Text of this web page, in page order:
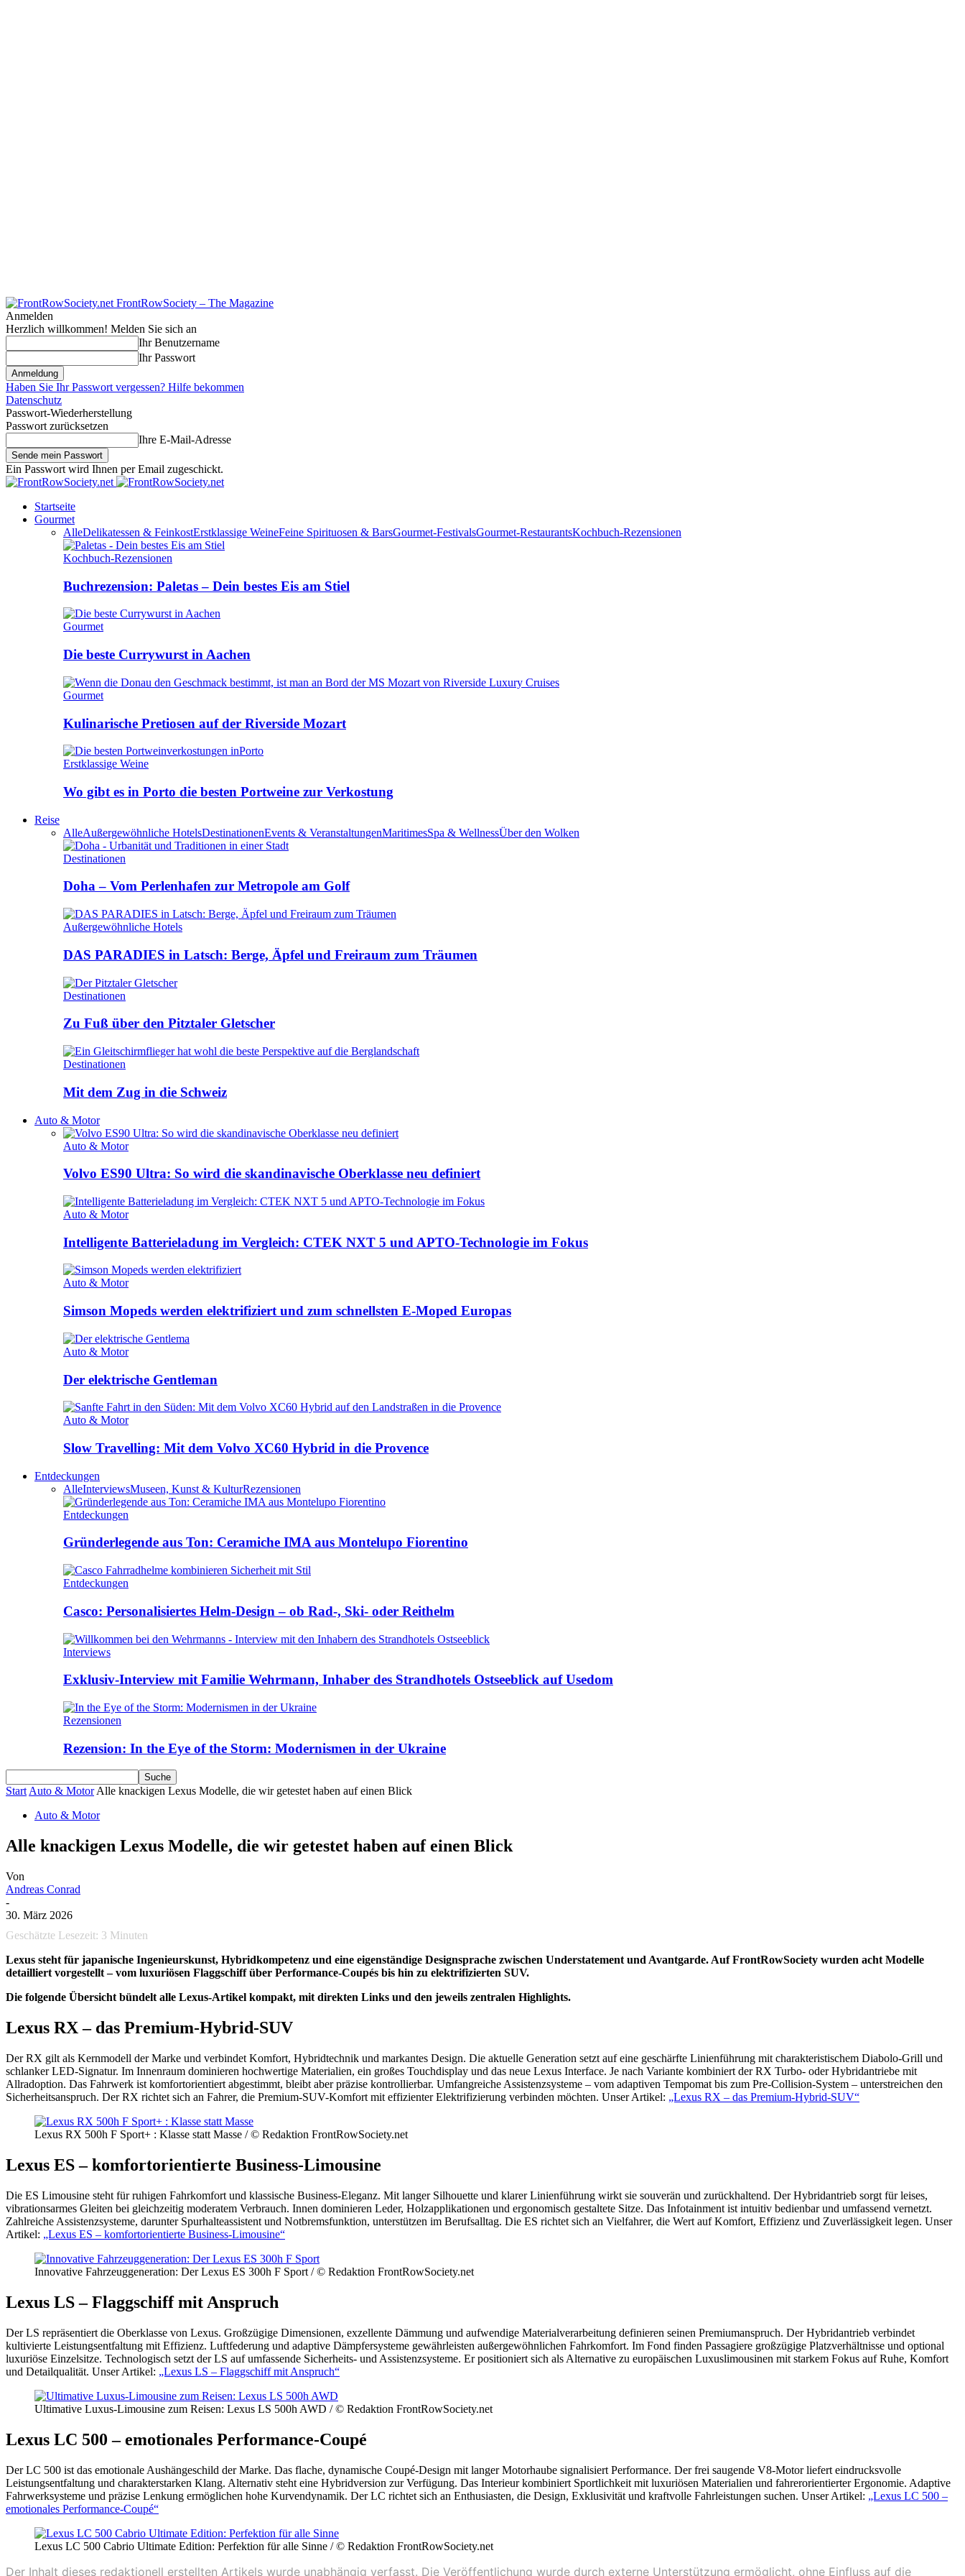
FrontRowSociety – The Magazine
Anmelden
Herzlich willkommen! Melden Sie sich an
Ihr Benutzername
Ihr Passwort
Haben Sie Ihr Passwort vergessen? Hilfe bekommen
Datenschutz
Passwort-Wiederherstellung
Passwort zurücksetzen
Ihre E-Mail-Adresse
Ein Passwort wird Ihnen per Email zugeschickt.
Startseite
Gourmet
AlleDelikatessen & FeinkostErstklassige WeineFeine Spirituosen & BarsGourmet-FestivalsGourmet-RestaurantsKochbuch-Rezensionen
Kochbuch-Rezensionen
Buchrezension: Paletas – Dein bestes Eis am Stiel
Gourmet
Die beste Currywurst in Aachen
Gourmet
Kulinarische Pretiosen auf der Riverside Mozart
Erstklassige Weine
Wo gibt es in Porto die besten Portweine zur Verkostung
Reise
AlleAußergewöhnliche HotelsDestinationenEvents & VeranstaltungenMaritimesSpa & WellnessÜber den Wolken
Destinationen
Doha – Vom Perlenhafen zur Metropole am Golf
Außergewöhnliche Hotels
DAS PARADIES in Latsch: Berge, Äpfel und Freiraum zum Träumen
Destinationen
Zu Fuß über den Pitztaler Gletscher
Destinationen
Mit dem Zug in die Schweiz
Auto & Motor
Auto & Motor
Volvo ES90 Ultra: So wird die skandinavische Oberklasse neu definiert
Auto & Motor
Intelligente Batterieladung im Vergleich: CTEK NXT 5 und APTO-Technologie im Fokus
Auto & Motor
Simson Mopeds werden elektrifiziert und zum schnellsten E-Moped Europas
Auto & Motor
Der elektrische Gentleman
Auto & Motor
Slow Travelling: Mit dem Volvo XC60 Hybrid in die Provence
Entdeckungen
AlleInterviewsMuseen, Kunst & KulturRezensionen
Entdeckungen
Gründerlegende aus Ton: Ceramiche IMA aus Montelupo Fiorentino
Entdeckungen
Casco: Personalisiertes Helm-Design – ob Rad-, Ski- oder Reithelm
Interviews
Exklusiv-Interview mit Familie Wehrmann, Inhaber des Strandhotels Ostseeblick auf Usedom
Rezensionen
Rezension: In the Eye of the Storm: Modernismen in der Ukraine
StartAuto & MotorAlle knackigen Lexus Modelle, die wir getestet haben auf einen Blick
Auto & Motor
Alle knackigen Lexus Modelle, die wir getestet haben auf einen Blick
Von
Andreas Conrad
-
30. März 2026
Geschätzte Lesezeit: 3 Minuten
Lexus steht für japanische Ingenieurskunst, Hybridkompetenz und eine eigenständige Designsprache zwischen Understatement und Avantgarde. Auf FrontRowSociety wurden acht Modelle
detailliert vorgestellt – vom luxuriösen Flaggschiff über Performance-Coupés bis hin zu elektrifizierten SUV.
Die folgende Übersicht bündelt alle Lexus-Artikel kompakt, mit direkten Links und den jeweils zentralen Highlights.
Lexus RX – das Premium-Hybrid-SUV
Der RX gilt als Kernmodell der Marke und verbindet Komfort, Hybridtechnik und markantes Design. Die aktuelle Generation setzt auf eine geschärfte Linienführung mit charakteristischem Diabolo-Grill und
schlanker LED-Signatur. Im Innenraum dominieren hochwertige Materialien, ein großes Touchdisplay und das neue Lexus Interface. Je nach Variante kombiniert der RX Turbo- oder Hybridantriebe mit
Allradoption. Das Fahrwerk ist komfortorientiert abgestimmt, bleibt aber präzise kontrollierbar. Umfangreiche Assistenzsysteme – vom adaptiven Tempomat bis zum Pre-Collision-System – unterstreichen den
Sicherheitsanspruch. Der RX richtet sich an Fahrer, die Premium-SUV-Komfort mit effizienter Elektrifizierung verbinden möchten. Unser Artikel: „Lexus RX – das Premium-Hybrid-SUV“
Lexus RX 500h F Sport+ : Klasse statt Masse / © Redaktion FrontRowSociety.net
Lexus ES – komfortorientierte Business-Limousine
Die ES Limousine steht für ruhigen Fahrkomfort und klassische Business-Eleganz. Mit langer Silhouette und klarer Linienführung wirkt sie souverän und zurückhaltend. Der Hybridantrieb sorgt für leises,
vibrationsarmes Gleiten bei gleichzeitig moderatem Verbrauch. Innen dominieren Leder, Holzapplikationen und ergonomisch gestaltete Sitze. Das Infotainment ist intuitiv bedienbar und umfassend vernetzt.
Zahlreiche Assistenzsysteme, darunter Spurhalteassistent und Notbremsfunktion, unterstützen im Berufsalltag. Die ES richtet sich an Vielfahrer, die Wert auf Komfort, Effizienz und Zuverlässigkeit legen. Unser
Artikel: „Lexus ES – komfortorientierte Business-Limousine“
Innovative Fahrzeuggeneration: Der Lexus ES 300h F Sport / © Redaktion FrontRowSociety.net
Lexus LS – Flaggschiff mit Anspruch
Der LS repräsentiert die Oberklasse von Lexus. Großzügige Dimensionen, exzellente Dämmung und aufwendige Materialverarbeitung definieren seinen Premiumanspruch. Der Hybridantrieb verbindet
kultivierte Leistungsentfaltung mit Effizienz. Luftfederung und adaptive Dämpfersysteme gewährleisten außergewöhnlichen Fahrkomfort. Im Fond finden Passagiere großzügige Platzverhältnisse und optional
luxuriöse Einzelsitze. Technologisch setzt der LS auf umfassende Sicherheits- und Assistenzsysteme. Er positioniert sich als Alternative zu europäischen Luxuslimousinen mit starkem Fokus auf Ruhe, Komfort
und Detailqualität. Unser Artikel: „Lexus LS – Flaggschiff mit Anspruch“
Ultimative Luxus-Limousine zum Reisen: Lexus LS 500h AWD / © Redaktion FrontRowSociety.net
Lexus LC 500 – emotionales Performance-Coupé
Der LC 500 ist das emotionale Aushängeschild der Marke. Das flache, dynamische Coupé-Design mit langer Motorhaube signalisiert Performance. Der frei saugende V8-Motor liefert eindrucksvolle
Leistungsentfaltung und charakterstarken Klang. Alternativ steht eine Hybridversion zur Verfügung. Das Interieur kombiniert Sportlichkeit mit luxuriösen Materialien und fahrerorientierter Ergonomie. Adaptive
Fahrwerksysteme und präzise Lenkung ermöglichen hohe Kurvendynamik. Der LC richtet sich an Enthusiasten, die Design, Exklusivität und kraftvolle Fahrleistungen suchen. Unser Artikel: „Lexus LC 500 –
emotionales Performance-Coupé“
Lexus LC 500 Cabrio Ultimate Edition: Perfektion für alle Sinne / © Redaktion FrontRowSociety.net
Der Inhalt dieses redaktionell erstellten Artikels wurde unabhängig verfasst. Die Veröffentlichung wurde durch externe Unterstützung ermöglicht, ohne Einfluss auf die